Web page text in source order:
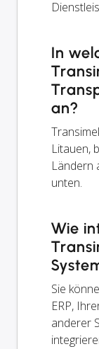
In
an?
Litauen,
Ländern
unten.
Wie
Sie
ERP,
anderer